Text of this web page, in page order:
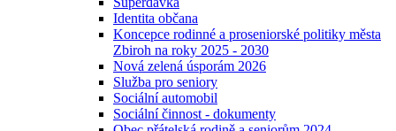
Identita občana
Koncepce rodinné a proseniorské politiky města
Zbiroh na roky 2025 - 2030
Nová zelená úsporám 2026
Služba pro seniory
Sociální automobil
Sociální činnost - dokumenty